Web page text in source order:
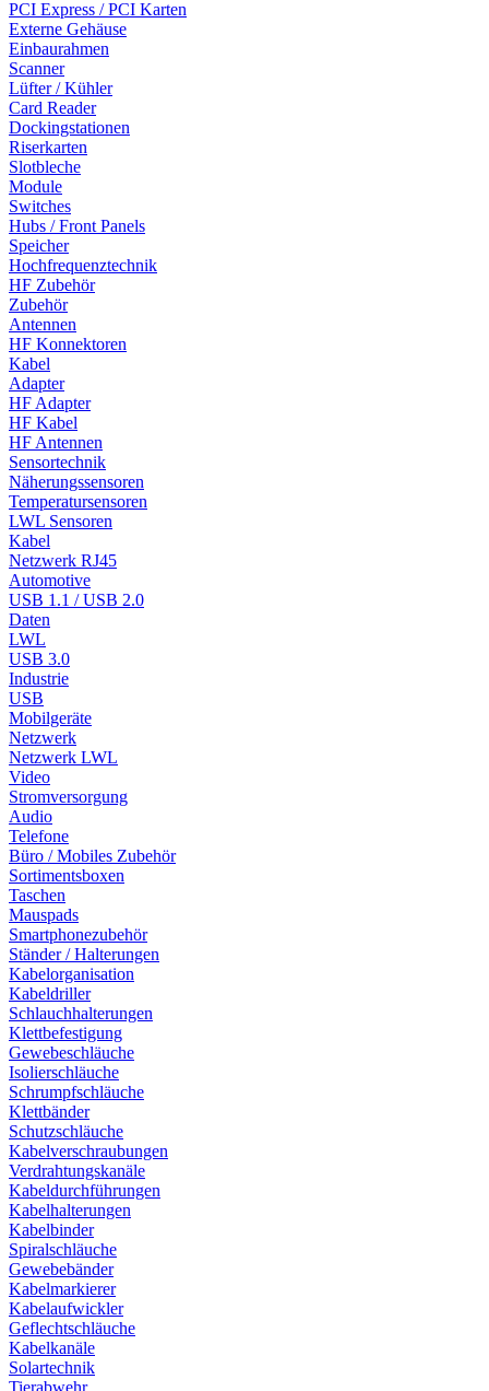
PCI Express / PCI Karten
Externe Gehäuse
Einbaurahmen
Scanner
Lüfter / Kühler
Card Reader
Dockingstationen
Riserkarten
Slotbleche
Module
Switches
Hubs / Front Panels
Speicher
Hochfrequenztechnik
HF Zubehör
Zubehör
Antennen
HF Konnektoren
Kabel
Adapter
HF Adapter
HF Kabel
HF Antennen
Sensortechnik
Näherungssensoren
Temperatursensoren
LWL Sensoren
Kabel
Netzwerk RJ45
Automotive
USB 1.1 / USB 2.0
Daten
LWL
USB 3.0
Industrie
USB
Mobilgeräte
Netzwerk
Netzwerk LWL
Video
Stromversorgung
Audio
Telefone
Büro / Mobiles Zubehör
Sortimentsboxen
Taschen
Mauspads
Smartphonezubehör
Ständer / Halterungen
Kabelorganisation
Kabeldriller
Schlauchhalterungen
Klettbefestigung
Gewebeschläuche
Isolierschläuche
Schrumpfschläuche
Klettbänder
Schutzschläuche
Kabelverschraubungen
Verdrahtungskanäle
Kabeldurchführungen
Kabelhalterungen
Kabelbinder
Spiralschläuche
Gewebebänder
Kabelmarkierer
Kabelaufwickler
Geflechtschläuche
Kabelkanäle
Solartechnik
Tierabwehr